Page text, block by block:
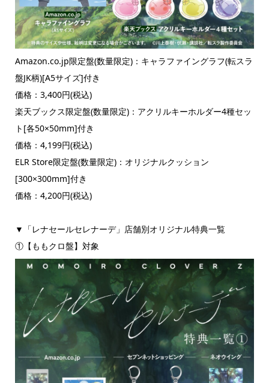
Amazon.co.jp限定盤(数量限定)：キャラファイングラフ(転スラ
盤JK柄)[A5サイズ]付き
価格：3,400円(税込)
楽天ブックス限定盤(数量限定)：アクリルキーホルダー4種セッ
ト[各50×50mm]付き
価格：4,199円(税込)
ELR Store限定盤(数量限定)：オリジナルクッション
[300×300mm]付き
価格：4,200円(税込)
▼「レナセールセレナーデ」店舗別オリジナル特典一覧
①【ももクロ盤】対象